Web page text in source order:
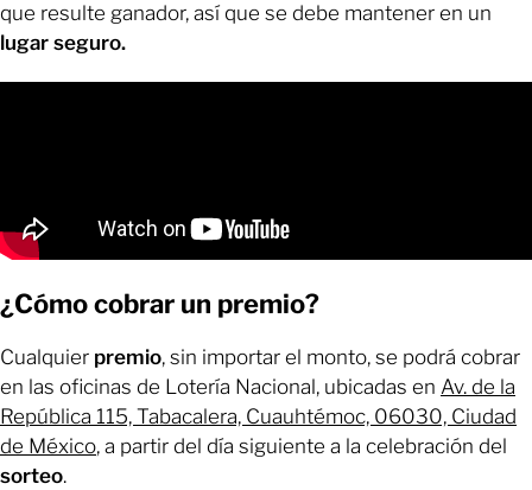
que resulte ganador, así que se debe mantener en un
lugar seguro.
¿Cómo cobrar un premio?
Cualquier premio, sin importar el monto, se podrá cobrar
en las oficinas de Lotería Nacional, ubicadas en Av. de la
República 115, Tabacalera, Cuauhtémoc, 06030, Ciudad
de México, a partir del día siguiente a la celebración del
sorteo.